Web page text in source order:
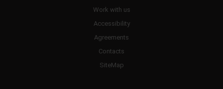
Work with us
Accessibility
Agreements
Contacts
SiteMap